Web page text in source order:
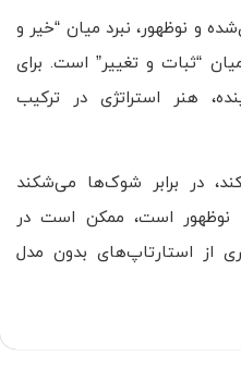
و نوظهور، نبرد میان “خیر و
“ثبات و تغییر” است. برای
هنر استراتژی در ترکیب
در برابر شوک‌ها می‌شکند
نوظهور است، ممکن است در
از استارتاپ‌های بدون مدل